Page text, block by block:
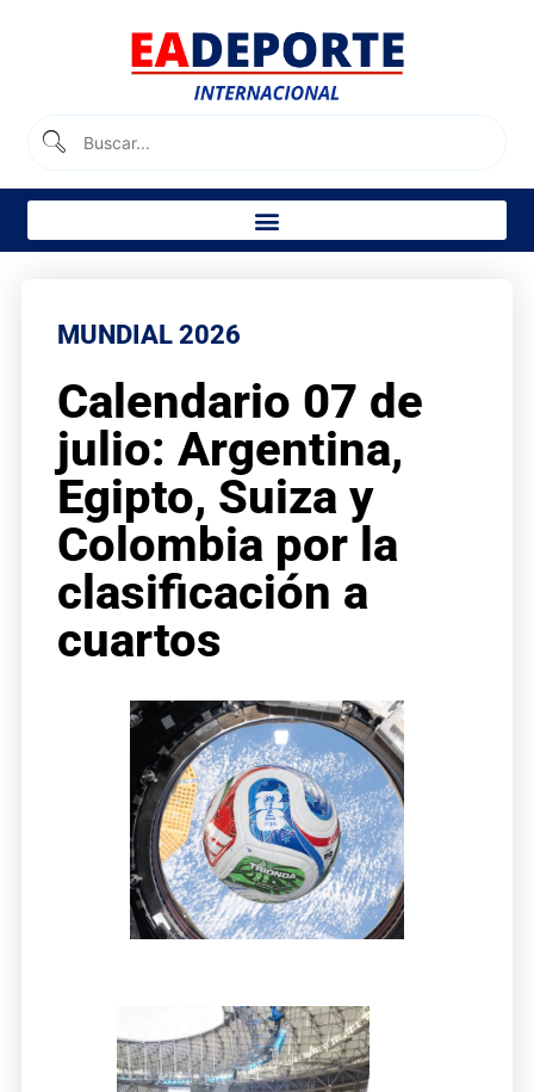
MUNDIAL 2026
Calendario 07 de
julio: Argentina,
Egipto, Suiza y
Colombia por la
clasificación a
cuartos